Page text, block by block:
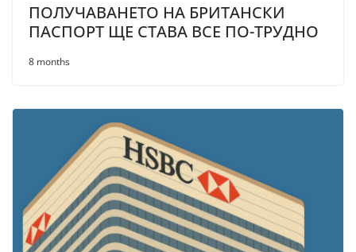
ПОЛУЧАВАНЕТО НА БРИТАНСКИ
ПАСПОРТ ЩЕ СТАВА ВСЕ ПО-ТРУДНО
8 months